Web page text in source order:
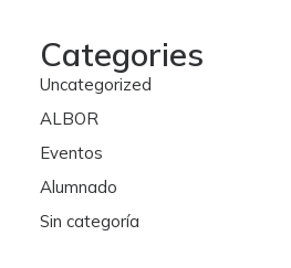
Categories
Uncategorized
ALBOR
Eventos
Alumnado
Sin categoría